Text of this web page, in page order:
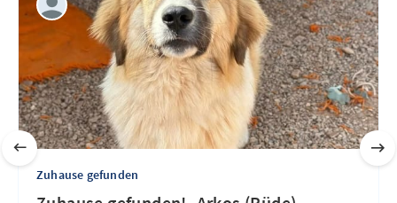
Zuhause gefunden